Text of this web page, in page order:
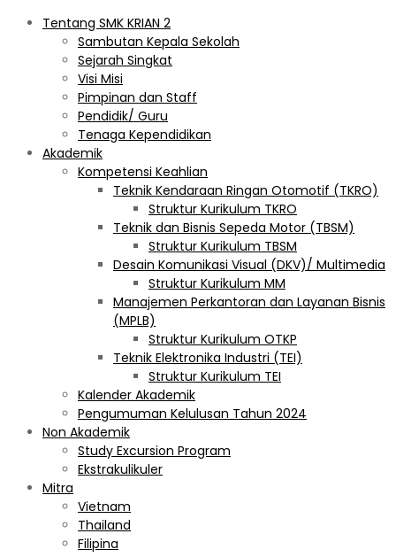
Tentang SMK KRIAN 2
Sambutan Kepala Sekolah
Sejarah Singkat
Visi Misi
Pimpinan dan Staff
Pendidik/ Guru
Tenaga Kependidikan
Akademik
Kompetensi Keahlian
Teknik Kendaraan Ringan Otomotif (TKRO)
Struktur Kurikulum TKRO
Teknik dan Bisnis Sepeda Motor (TBSM)
Struktur Kurikulum TBSM
Desain Komunikasi Visual (DKV)/ Multimedia
Struktur Kurikulum MM
Manajemen Perkantoran dan Layanan Bisnis
(MPLB)
Struktur Kurikulum OTKP
Teknik Elektronika Industri (TEI)
Struktur Kurikulum TEI
Kalender Akademik
Pengumuman Kelulusan Tahun 2024
Non Akademik
Study Excursion Program
Ekstrakulikuler
Mitra
Vietnam
Thailand
Filipina